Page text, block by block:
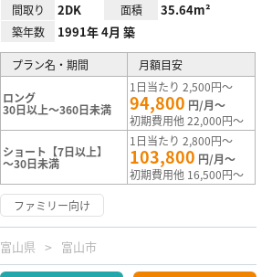
間取り 2DK 面積 35.64m²
築年数 1991年 4月 築
プラン名・期間 月額目安
ロング
30日以上～360日未満
1日当たり 2,500円～
94,800 円/月～
初期費用他 22,000円～
ショート【7日以上】
～30日未満
1日当たり 2,800円～
103,800 円/月～
初期費用他 16,500円～
ファミリー向け
富山県 富山市